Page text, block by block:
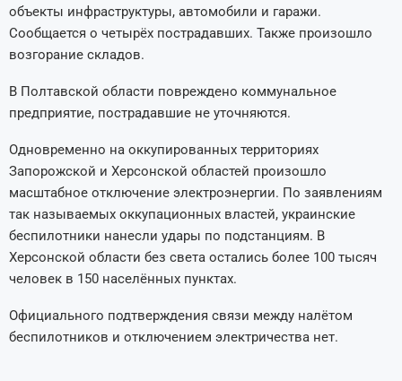
объекты инфраструктуры, автомобили и гаражи.
Сообщается о четырёх пострадавших. Также произошло
возгорание складов.
В Полтавской области повреждено коммунальное
предприятие, пострадавшие не уточняются.
Одновременно на оккупированных территориях
Запорожской и Херсонской областей произошло
масштабное отключение электроэнергии. По заявлениям
так называемых оккупационных властей, украинские
беспилотники нанесли удары по подстанциям. В
Херсонской области без света остались более 100 тысяч
человек в 150 населённых пунктах.
Официального подтверждения связи между налётом
беспилотников и отключением электричества нет.